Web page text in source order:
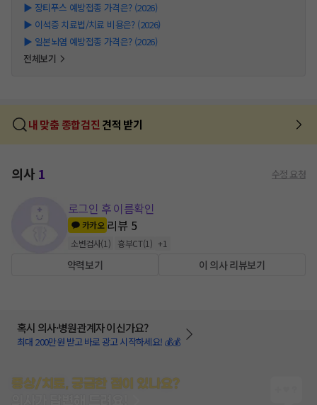
▶ 장티푸스 예방접종 가격은? (2026)
▶ 이석증 치료법/치료 비용은? (2026)
▶ 일본뇌염 예방접종 가격은? (2026)
전체보기
내 맞춤 종합검진 견적 받기
의사1 수정 요청
로그인 후 이름확인
카카오 리뷰 5
소변검사(1 ) 흉부CT(1 ) +1
약력보기 이 의사 리뷰보기
혹시 의사·병원관계자 이신가요?
최대 200만원 받고 바로 광고 시작하세요! 💰💰
증상/치료, 궁금한 점이 있나요?